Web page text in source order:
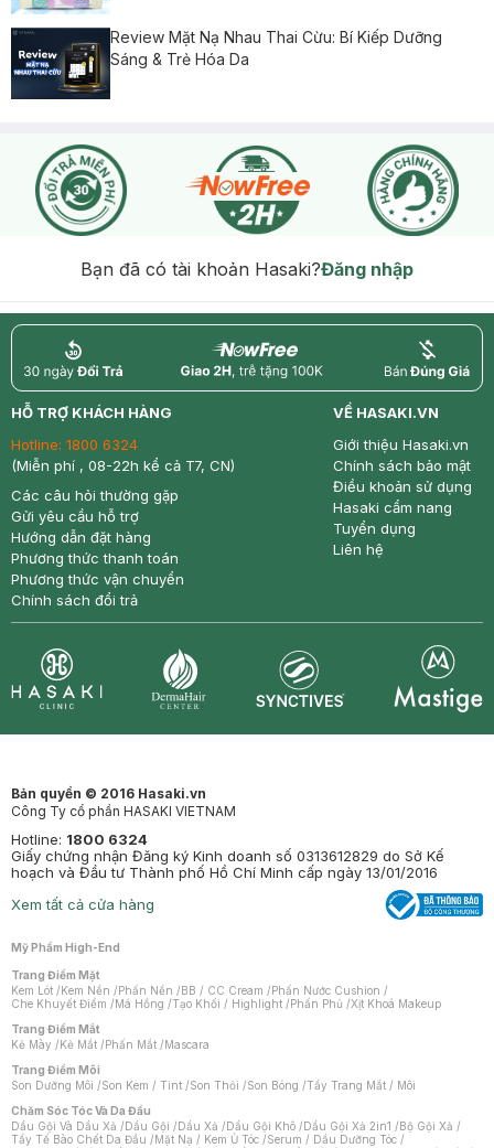
Review Mặt Nạ Nhau Thai Cừu: Bí Kiếp Dưỡng
Sáng & Trẻ Hóa Da
Bạn đã có tài khoản Hasaki?Đăng nhập
return nowfree price
HỖ TRỢ KHÁCH HÀNG
Hotline: 1800 6324
(Miễn phí , 08-22h kể cả T7, CN)
Các câu hỏi thường gặp
Gửi yêu cầu hỗ trợ
Hướng dẫn đặt hàng
Phương thức thanh toán
Phương thức vận chuyển
Chính sách đổi trả
VỀ HASAKI.VN
Giới thiệu Hasaki.vn
Chính sách bảo mật
Điều khoản sử dụng
Hasaki cẩm nang
Tuyển dụng
Liên hệ
Bản quyền © 2016 Hasaki.vn
Công Ty cổ phần HASAKI VIETNAM
Hotline: 1800 6324
Giấy chứng nhận Đăng ký Kinh doanh số 0313612829 do Sở Kế
hoạch và Đầu tư Thành phố Hồ Chí Minh cấp ngày 13/01/2016
Xem tất cả cửa hàng
Mỹ Phẩm High-End
Trang Điểm Mặt
Kem Lót / Kem Nền / Phấn Nền / BB / CC Cream / Phấn Nước Cushion /
Che Khuyết Điểm / Má Hồng /Tạo Khối / Highlight / Phấn Phủ /Xịt Khoá Makeup
Trang Điểm Mắt
Kẻ Mày / Kẻ Mắt / Phấn Mắt / Mascara
Trang Điểm Môi
Son Dưỡng Môi /Son Kem / Tint /Son Thỏi /Son Bóng /Tẩy Trang Mắt / Môi
Chăm Sóc Tóc Và Da Đầu
Dầu Gội Và Dầu Xả / Dầu Gội / Dầu Xả / Dầu Gội Khô / Dầu Gội Xả 2in1 / Bộ Gội Xả /
Tẩy Tế Bào Chết Da Đầu / Mặt Nạ / Kem Ủ Tóc /Serum / Dầu Dưỡng Tóc /